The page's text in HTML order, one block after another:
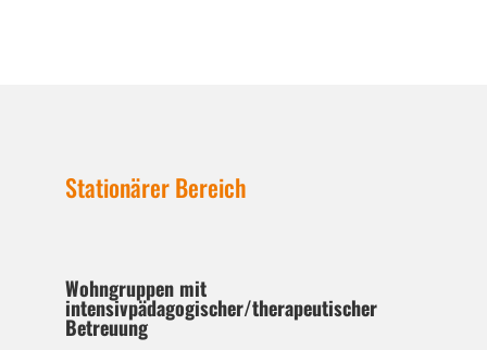
Stationärer Bereich
Wohngruppen mit
intensivpädagogischer/therapeutischer
Betreuung